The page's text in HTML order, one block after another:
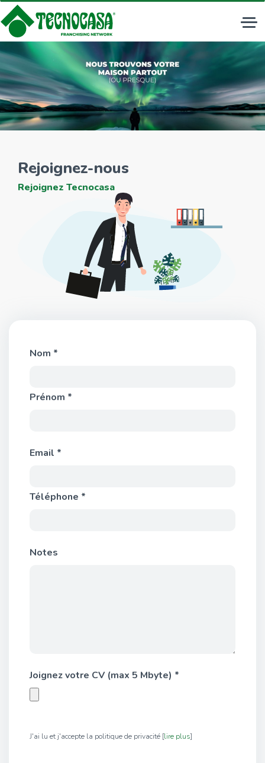
Rejoignez-nous
Rejoignez Tecnocasa
Nom *
Prénom *
Email *
Téléphone *
Notes
Joignez votre CV (max 5 Mbyte) *
J'ai lu et j'accepte la politique de privacité [lire plus]